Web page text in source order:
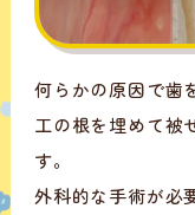
何らかの原因で歯
工の根を埋めて被
す。
外科的な手術が必